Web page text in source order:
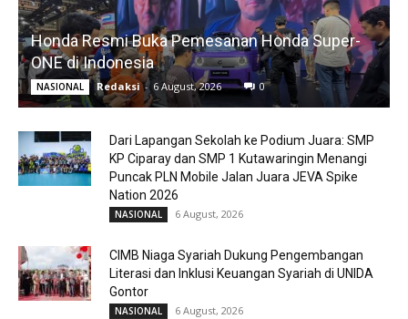
Honda Resmi Buka Pemesanan Honda Super-
ONE di Indonesia
NASIONAL Redaksi - 6 August, 2026 0
Dari Lapangan Sekolah ke Podium Juara: SMP
KP Ciparay dan SMP 1 Kutawaringin Menangi
Puncak PLN Mobile Jalan Juara JEVA Spike
Nation 2026
NASIONAL 6 August, 2026
CIMB Niaga Syariah Dukung Pengembangan
Literasi dan Inklusi Keuangan Syariah di UNIDA
Gontor
NASIONAL 6 August, 2026